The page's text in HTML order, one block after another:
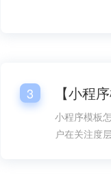
3 【小程
小程序模板
户在关注度